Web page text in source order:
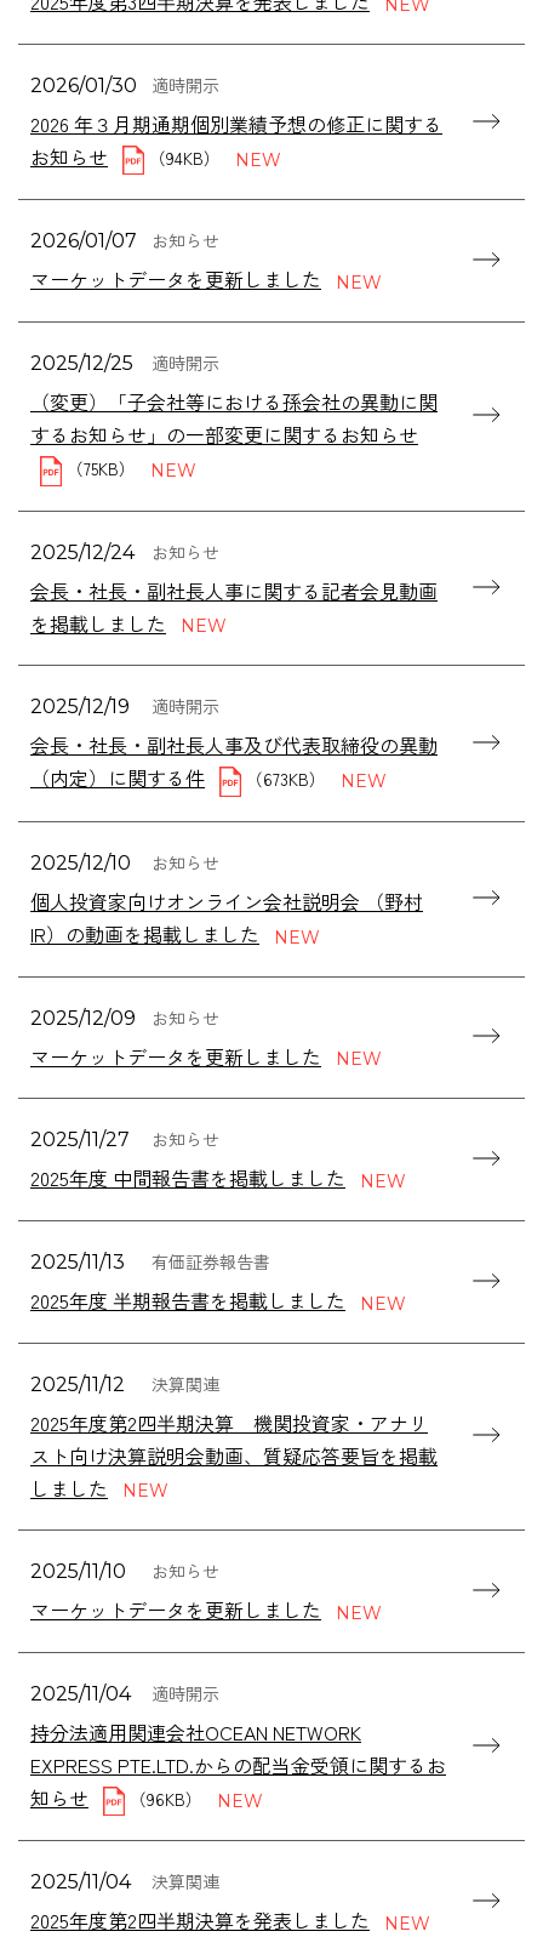
2026/01/30 適時開示
2026 年３月期通期個別業績予想の修正に関する
お知らせ
（94KB）
2026/01/07 お知らせ
マーケットデータを更新しました
2025/12/25 適時開示
（変更）「子会社等における孫会社の異動に関
するお知らせ」の一部変更に関するお知らせ
（75KB）
2025/12/24 お知らせ
会長・社長・副社長人事に関する記者会見動画
を掲載しました
2025/12/19 適時開示
会長・社長・副社長人事及び代表取締役の異動
（内定）に関する件
（673KB）
2025/12/10 お知らせ
個人投資家向けオンライン会社説明会 （野村
IR）の動画を掲載しました
2025/12/09 お知らせ
マーケットデータを更新しました
2025/11/27 お知らせ
2025年度 中間報告書を掲載しました
2025/11/13 有価証券報告書
2025年度 半期報告書を掲載しました
2025/11/12 決算関連
2025年度第2四半期決算 機関投資家・アナリ
スト向け決算説明会動画、質疑応答要旨を掲載
しました
2025/11/10 お知らせ
マーケットデータを更新しました
2025/11/04 適時開示
持分法適用関連会社OCEAN NETWORK
EXPRESS PTE.LTD.からの配当金受領に関するお
知らせ
（96KB）
2025/11/04 決算関連
2025年度第2四半期決算を発表しました